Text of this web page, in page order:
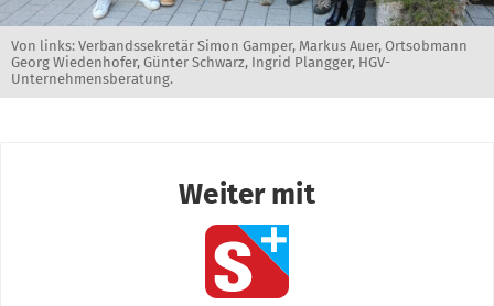
Von links: Verbandssekretär Simon Gamper, Markus Auer, Ortsobmann
Georg Wiedenhofer, Günter Schwarz, Ingrid Plangger, HGV-
Unternehmensberatung.